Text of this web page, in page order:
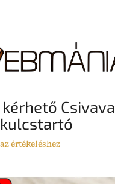
Csivava
értékeléshez